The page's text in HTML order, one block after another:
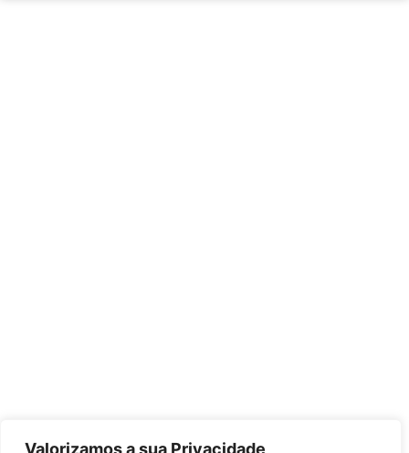
Valorizamos a sua Privacidade